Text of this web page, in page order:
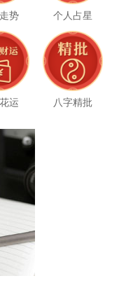
势 个人占星
运 八字精批